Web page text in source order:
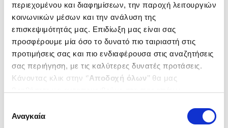
περιεχομένου και διαφημίσεων, την παροχή λειτουργιών
κοινωνικών μέσων και την ανάλυση της
επισκεψιμότητάς μας. Επιδίωξη μας είναι σας
προσφέρουμε μία όσο το δυνατό πιο ταιριαστή στις
προτιμήσεις σας και πιο ενδιαφέρουσα στις αναζητήσεις
σας περιήγηση, με τις καλύτερες δυνατές προτάσεις.
Κάνοντας κλικ στην ‘’Αποδοχή όλων’’ θα μας
ενδιαφέρουν και να επιλέξετε από τα παρακάτω με την
συγκατάθεσης
Αναγκαία